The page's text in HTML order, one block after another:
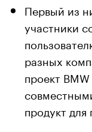
Первый из
участники
разных
проект
продукт для